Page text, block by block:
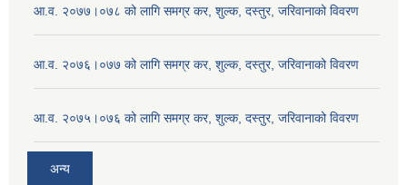
आ.व. २०७७।०७८ को लागि समग्र कर, शुल्क, दस्तुर, जरिवानाको विवरण
आ.व. २०७६।०७७ को लागि समग्र कर, शुल्क, दस्तुर, जरिवानाको विवरण
आ.व. २०७५।०७६ को लागि समग्र कर, शुल्क, दस्तुर, जरिवानाको विवरण
अन्य